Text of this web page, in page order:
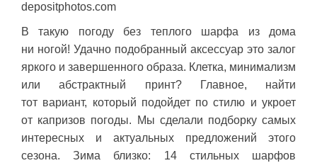
depositphotos.com
В такую погоду без теплого шарфа из дома
ни ногой! Удачно подобранный аксессуар это залог
яркого и завершенного образа. Клетка, минимализм
или абстрактный принт? Главное, найти
тот вариант, который подойдет по стилю и укроет
от капризов погоды. Мы сделали подборку самых
интересных и актуальных предложений этого
сезона. Зима близко: 14 стильных шарфов